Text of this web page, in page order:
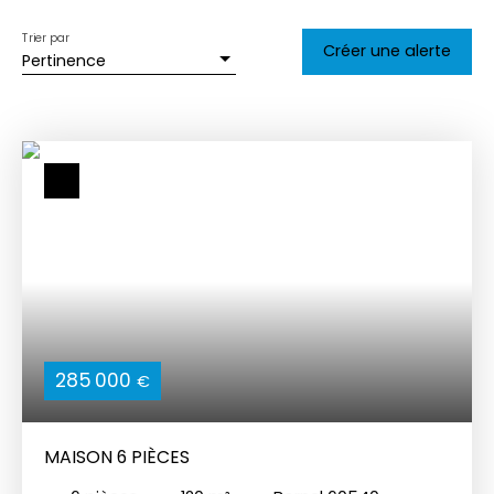
Pertinence
Trier par
Créer une alerte
285 000 €
MAISON 6 PIÈCES